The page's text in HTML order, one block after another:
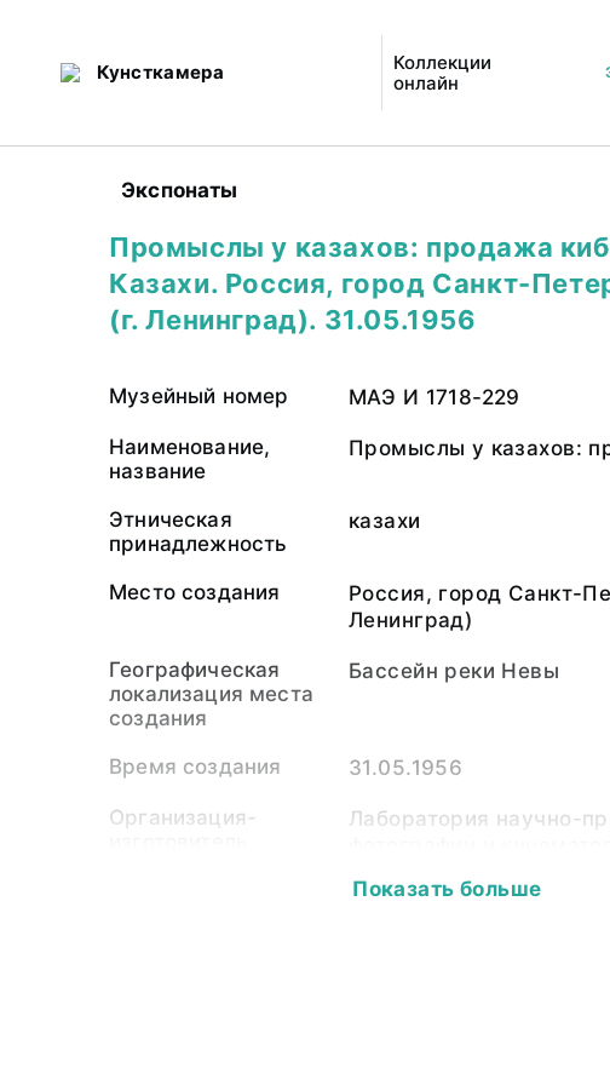
Кунсткамера
Коллекции
онлайн
Экспонаты
Промыслы у казахов: продажа
Казахи. Россия, город Санкт-
(г. Ленинград). 31.05.1956
Музейный номер МАЭ И 1718-229
Наименование,
название
Промыслы у казахов:
Этническая
принадлежность
казахи
Место создания
Россия, город Санкт-
Ленинград)
Географическая
локализация места
создания
Бассейн реки Невы
Время создания 31.05.1956
Организация-
Лаборатория научно-
Показать больше